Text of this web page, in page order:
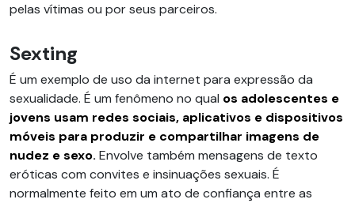
pelas vítimas ou por seus parceiros.
Sexting
É um exemplo de uso da internet para expressão da
sexualidade. É um fenômeno no qual os adolescentes e
jovens usam redes sociais, aplicativos e dispositivos
móveis para produzir e compartilhar imagens de
nudez e sexo. Envolve também mensagens de texto
eróticas com convites e insinuações sexuais. É
normalmente feito em um ato de confiança entre as